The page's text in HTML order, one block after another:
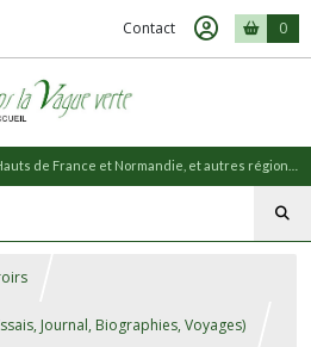
Contact 0
Journal, Biographies, Voyages)